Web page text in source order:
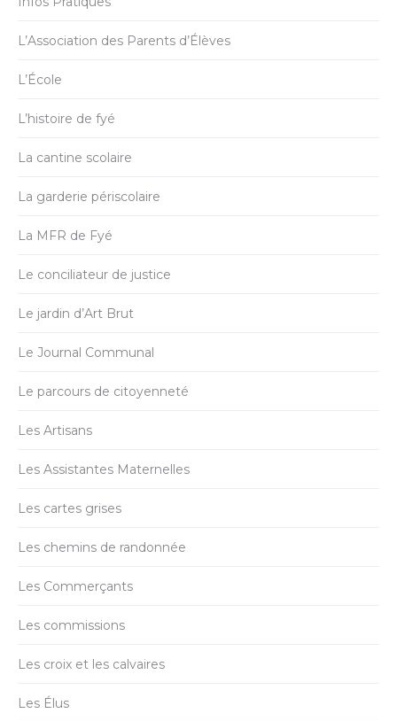
L’Association des Parents d’Élèves
L’École
L’histoire de fyé
La cantine scolaire
La garderie périscolaire
La MFR de Fyé
Le conciliateur de justice
Le jardin d’Art Brut
Le Journal Communal
Le parcours de citoyenneté
Les Artisans
Les Assistantes Maternelles
Les cartes grises
Les chemins de randonnée
Les Commerçants
Les commissions
Les croix et les calvaires
Les Élus